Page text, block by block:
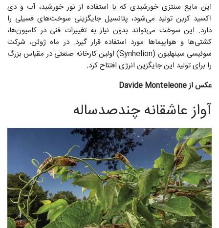
این مایع سنتزی خورشیدی که با استفاده از نور خورشید، آب و دی‌
اکسید کربن تولید می‌شود، پتانسیل جایگزینی سوخت‌های فسیلی را
دارد. این سوخت می‌تواند بدون نیاز به تغییرات فنی در کامیون‌ها،
کشتی‌ها و هواپیماها مورد استفاده قرار گیرد. در ماه ژوئن، شرکت
سوئیسی سینهلیون (Synhelion) اولین کارخانه صنعتی در مقیاس بزرگ
را برای تولید این جایگزین انرژی افتتاح کرد.
عکس از Davide Monteleone
آواز عاشقانه‌ چندصدساله